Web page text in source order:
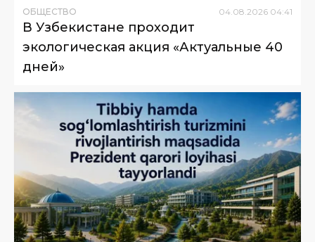
ОБЩЕСТВО 04.08.2026 04:41
В Узбекистане проходит
экологическая акция «Актуальные 40
дней»